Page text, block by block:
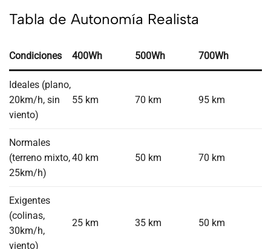
Tabla de Autonomía Realista
Condiciones 400Wh 500Wh 700Wh
Ideales (plano,
20km/h, sin
viento)
55 km 70 km 95 km
Normales
(terreno mixto,
25km/h)
40 km 50 km 70 km
Exigentes
(colinas,
30km/h,
viento)
25 km 35 km 50 km